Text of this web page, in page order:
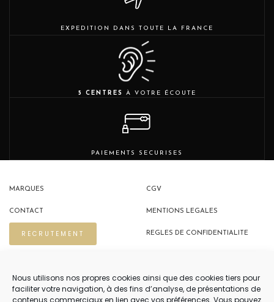
Nous utilisons nos propres cookies ainsi que des cookies tiers pour
faciliter votre navigation, à des fins d’analyse, de présentations de
contenus commerciaux en lien avec vos préférences. Vous pouvez
EXPEDITION DANS TOUTE LA FRANCE
5 CENTRES À VOTRE ÉCOUTE
PAIEMENTS SECURISES
MARQUES
CONTACT
RECRUTEMENT
CGV
MENTIONS LEGALES
REGLES DE CONFIDENTIALITE